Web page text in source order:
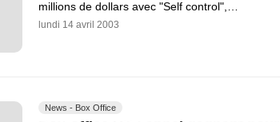
millions de dollars avec "Self control",…
lundi 14 avril 2003
News - Box Office